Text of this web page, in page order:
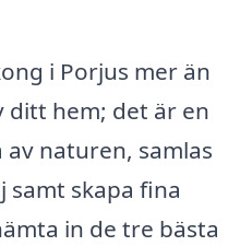
i Porjus mer än
ditt hem; det är en
naturen, samlas
samt skapa fina
in de tre bästa